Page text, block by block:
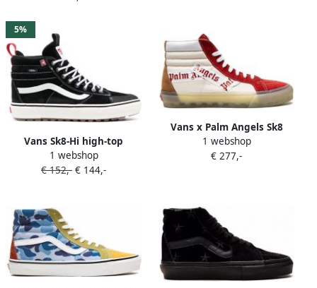
5%
Vans Sk8-Hi high-top
sneakers Zwart
1 webshop
€ 152,- € 144,-
Vans x Palm Angels Sk8
high-top sneakers Beige
1 webshop
€ 277,-